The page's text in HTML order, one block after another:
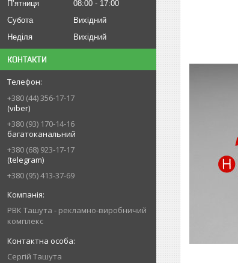
Пʼятниця
08:00
17:00
Субота
Вихідний
Неділя
Вихідний
КОНТАКТИ
+380 (44) 356-17-17
(viber)
+380 (93) 170-14-16
багатоканальний
+380 (68) 923-17-17
(telegram)
+380 (95) 413-37-69
РВК Ташута - рекламно-виробничий
комплекс
Сергій Ташута